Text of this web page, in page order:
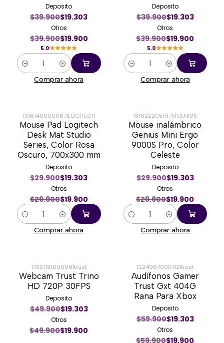
Deposito
$39.900$19.303
Otros
$39.900$19.900
5.0
Cantidad
Comprar ahora
Deposito
$39.900$19.303
Otros
$39.900$19.900
5.0
Cantidad
Comprar ahora
-33%
1316140000087|LOGITECH
Mouse Pad Logitech
Desk Mat Studio
Series, Color Rosa
Oscuro, 700x300 mm
Deposito
$29.900$19.303
Otros
$29.900$19.900
Cantidad
Comprar ahora
-33%
1316222051975|GENIUS
Mouse inalámbrico
Genius Mini Ergo
9000S Pro, Color
Celeste
Deposito
$29.900$19.303
Otros
$29.900$19.900
Cantidad
Comprar ahora
-60%
1733113100006|trust
Webcam Trust Trino
HD 720P 30FPS
Deposito
$49.900$19.303
Otros
$49.900$19.900
-67%
1224967000112|trust
Audífonos Gamer
Trust Gxt 404G
Rana Para Xbox
Deposito
$59.900$19.303
Otros
$59.900$19.900